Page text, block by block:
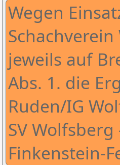
Wegen
jeweils auf
Abs. 1. die
Ruden/IG
SV
Finkenstein-